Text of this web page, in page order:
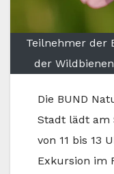
Teilnehmer der
der
Die BUND
Stadt lädt am
von 11 bis 13
Exkursion im